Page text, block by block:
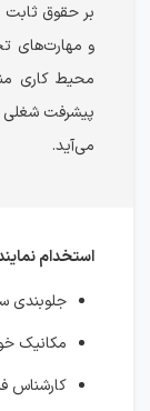
بر حقوق ثابت
و مهارت‌های
محیط کاری
پیشرفت شغلی
می‌آید.
استخدام
جلوبندی
مکانیک
کارشناس